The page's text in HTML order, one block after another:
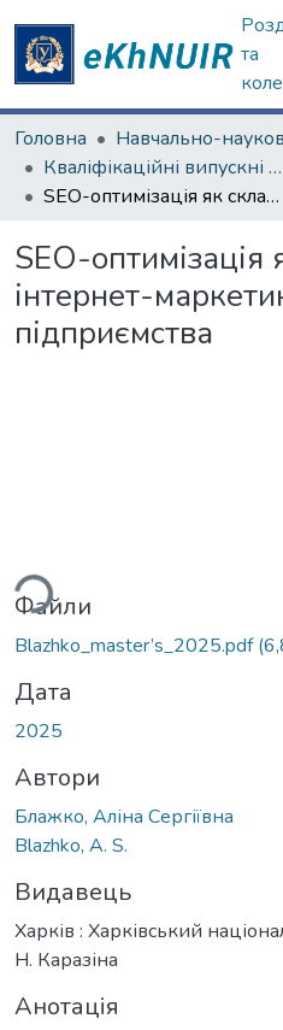
та
Головна
Кваліфікаційні випускні роботи магістрів. Навчально-науковий інститут «Українська інженерно-педагогічна академія»
SEO-оптимізація як складова інтернет-маркетингу підприємства
SEO-оптимізація
інтернет-
підприємства
Файли
Blazhko_master’s_2025.pdf
Дата
2025
Автори
Блажко, Аліна Сергіївна
Blazhko, A. S.
Видавець
Харків : Харківський
Н. Каразіна
Анотація